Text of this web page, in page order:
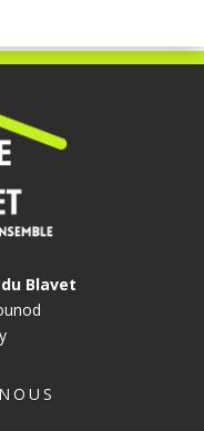
Blavet